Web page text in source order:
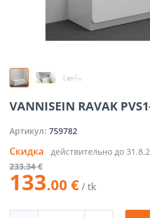
VANNISEIN RAVAK
Артикул: 759782
Скидка действительно до
233.34 €
133.00 €/ tk